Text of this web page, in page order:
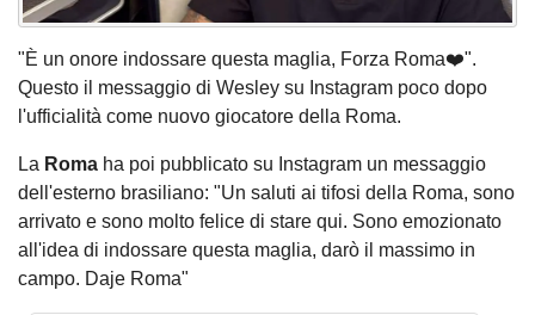
"È un onore indossare questa maglia, Forza Roma❤️".
Questo il messaggio di Wesley su Instagram poco dopo
l'ufficialità come nuovo giocatore della Roma.
La Roma ha poi pubblicato su Instagram un messaggio
dell'esterno brasiliano: "Un saluti ai tifosi della Roma, sono
arrivato e sono molto felice di stare qui. Sono emozionato
all'idea di indossare questa maglia, darò il massimo in
campo. Daje Roma"